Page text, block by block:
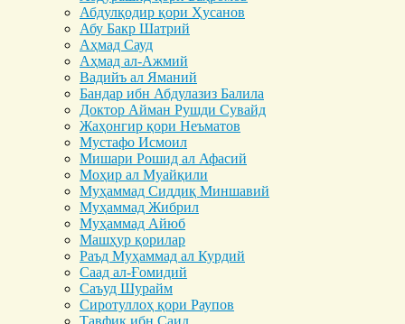
Абдулқодир қори Ҳусанов
Абу Бакр Шатрий
Аҳмад Сауд
Аҳмад ал-Ажмий
Вадийъ ал Яманий
Бандар ибн Абдулазиз Балила
Доктор Айман Рушди Сувайд
Жаҳонгир қори Неъматов
Мустафо Исмоил
Мишари Рошид ал Афасий
Моҳир ал Муайқили
Муҳаммад Cиддиқ Миншавий
Муҳаммад Жибрил
Муҳаммад Айюб
Машҳур қорилар
Раъд Муҳаммад ал Курдий
Саад ал-Ғомидий
Саъуд Шурайм
Сиротуллоҳ қори Раупов
Тавфиқ ибн Саид